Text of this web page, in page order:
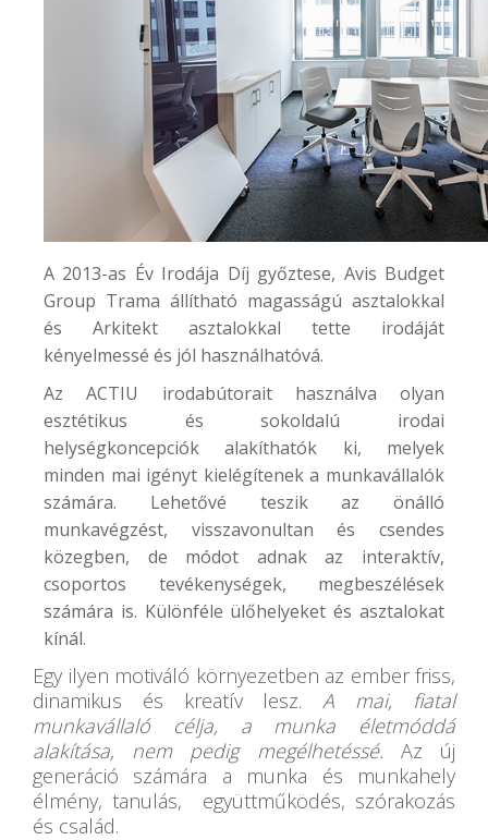
A 2013-as Év Irodája Díj győztese, Avis Budget
Group Trama állítható magasságú asztalokkal
és Arkitekt asztalokkal tette irodáját
kényelmessé és jól használhatóvá.
Az ACTIU irodabútorait használva olyan
esztétikus és sokoldalú irodai
helységkoncepciók alakíthatók ki, melyek
minden mai igényt kielégítenek a munkavállalók
számára. Lehetővé teszik az önálló
munkavégzést, visszavonultan és csendes
közegben, de módot adnak az interaktív,
csoportos tevékenységek, megbeszélések
számára is. Különféle ülőhelyeket és asztalokat
kínál.
Egy ilyen motiváló környezetben az ember friss,
dinamikus és kreatív lesz.A mai, fiatal
munkavállaló célja, a munka életmóddá
alakítása, nem pedig megélhetéssé. Az új
generáció számára a munka és munkahely
élmény, tanulás, együttműködés, szórakozás
és család.